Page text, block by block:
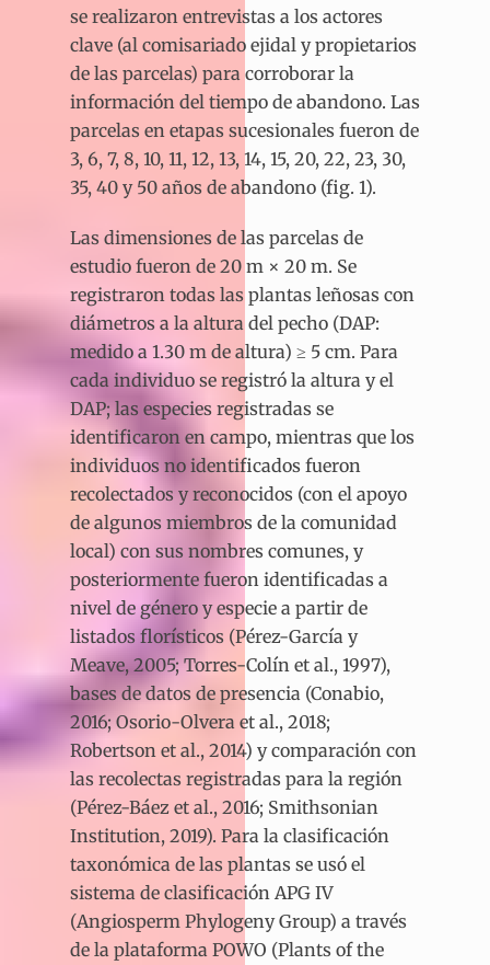
se realizaron entrevistas a los actores
clave (al comisariado ejidal y propietarios
de las parcelas) para corroborar la
información del tiempo de abandono. Las
parcelas en etapas sucesionales fueron de
3, 6, 7, 8, 10, 11, 12, 13, 14, 15, 20, 22, 23, 30,
35, 40 y 50 años de abandono (fig. 1).
Las dimensiones de las parcelas de
estudio fueron de 20 m × 20 m. Se
registraron todas las plantas leñosas con
diámetros a la altura del pecho (DAP:
medido a 1.30 m de altura) ≥ 5 cm. Para
cada individuo se registró la altura y el
DAP; las especies registradas se
identificaron en campo, mientras que los
individuos no identificados fueron
recolectados y reconocidos (con el apoyo
de algunos miembros de la comunidad
local) con sus nombres comunes, y
posteriormente fueron identificadas a
nivel de género y especie a partir de
listados florísticos (Pérez-García y
Meave, 2005; Torres-Colín et al., 1997),
bases de datos de presencia (Conabio,
2016; Osorio-Olvera et al., 2018;
Robertson et al., 2014) y comparación con
las recolectas registradas para la región
(Pérez-Báez et al., 2016; Smithsonian
Institution, 2019). Para la clasificación
taxonómica de las plantas se usó el
sistema de clasificación APG IV
(Angiosperm Phylogeny Group) a través
de la plataforma POWO (Plants of the